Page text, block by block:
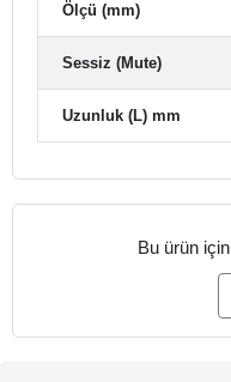
Ölçü (mm)
Sessiz (Mute)
Uzunluk (L) mm
Bu ürün